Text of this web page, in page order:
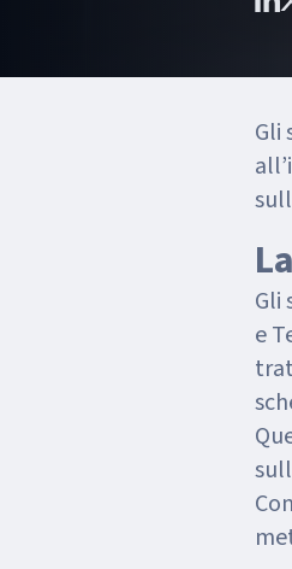
Gli
Gli
e